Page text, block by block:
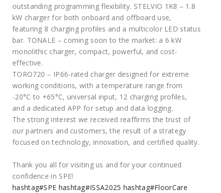
outstanding programming flexibility. STELVIO 1K8 – 1.8
kW charger for both onboard and offboard use,
featuring 8 charging profiles and a multicolor LED status
bar. TONALE – coming soon to the market: a 6 kW
monolithic charger, compact, powerful, and cost-
effective.
TORO720 – IP66-rated charger designed for extreme
working conditions, with a temperature range from
-20°C to +65°C, universal input, 12 charging profiles,
and a dedicated APP for setup and data logging.
The strong interest we received reaffirms the trust of
our partners and customers, the result of a strategy
focused on technology, innovation, and certified quality.
Thank you all for visiting us and for your continued
confidence in SPE!
hashtag#SPE hashtag#ISSA2025 hashtag#FloorCare